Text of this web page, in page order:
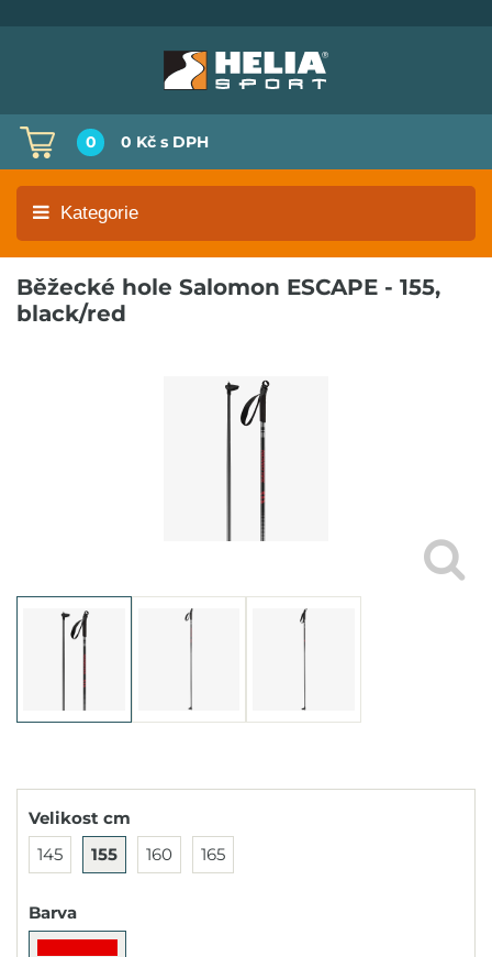
0 0 Kč s DPH
Kategorie
Běžecké hole Salomon ESCAPE - 155,
black/red
Velikost cm
145
155 160 165
Barva